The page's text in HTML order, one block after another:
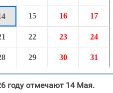
15 16 17
22 23 24
29 30 31
году отмечают 14 Мая.